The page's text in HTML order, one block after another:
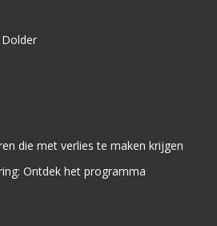
die met verlies te maken krijgen
Ontdek het programma